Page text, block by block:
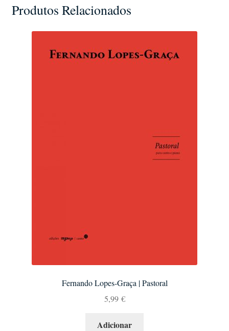
Produtos Relacionados
Fernando Lopes-Graça | Pastoral
5,99 €
Adicionar